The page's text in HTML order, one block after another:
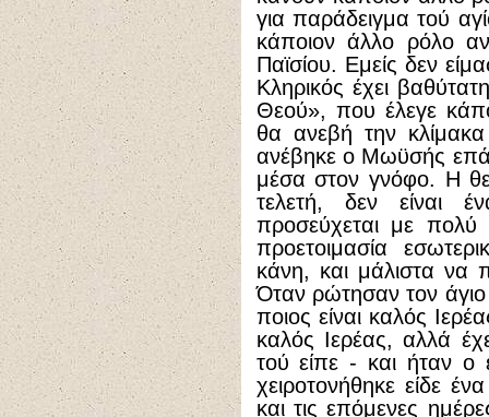
για παράδειγμα τού
κάποιον άλλο ρόλο
Παϊσίου. Εμείς δεν
Κληρικός έχει
Θεού», που έλεγε
θα ανεβή την
ανέβηκε ο Μωϋσής
μέσα στον γνόφο. Η
τελετή, δεν είναι
προσεύχεται με
προετοιμασία
κάνη, και μάλιστα να
Όταν ρώτησαν τον
ποιος είναι καλός
καλός Ιερέας, αλλά
τού είπε - και ήταν ο
χειροτονήθηκε είδε
και τις επόμενες